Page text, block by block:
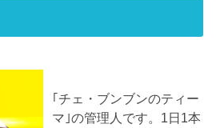
｢チェ・ブンブンのティー
マ｣の管理人です。1日1本